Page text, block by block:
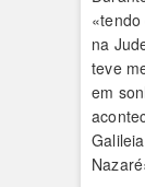
na
teve
em